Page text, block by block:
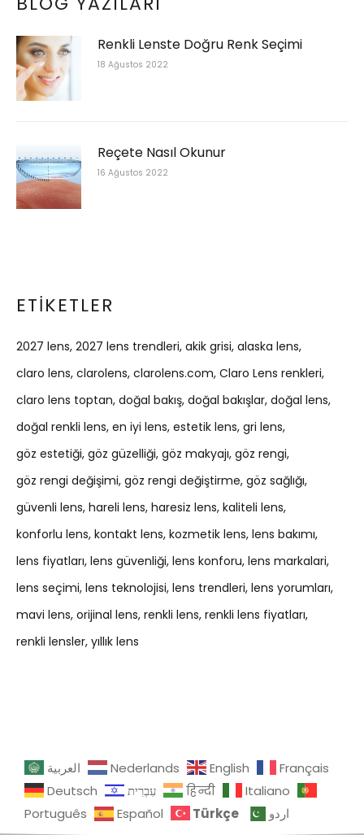
Renkli Lenste Doğru Renk Seçimi
18 Ağustos 2022
Reçete Nasıl Okunur
16 Ağustos 2022
ETIKETLER
2027 lens 2027 lens trendleri akik grisi alaska lens
claro lens clarolens clarolens.com Claro Lens renkleri
claro lens toptan doğal bakış doğal bakışlar doğal lens
doğal renkli lens en iyi lens estetik lens gri lens
göz estetiği göz güzelliği göz makyajı göz rengi
göz rengi değişimi göz rengi değiştirme göz sağlığı
güvenli lens hareli lens haresiz lens kaliteli lens
konforlu lens kontakt lens kozmetik lens lens bakımı
lens fiyatları lens güvenliği lens konforu lens markalari
lens seçimi lens teknolojisi lens trendleri lens yorumları
mavi lens orijinal lens renkli lens renkli lens fiyatları
renkli lensler yıllık lens
العربية Nederlands English
Français
Deutsch
עִבְרִית हिन्दी
Italiano
Português
Español Türkçe اردو